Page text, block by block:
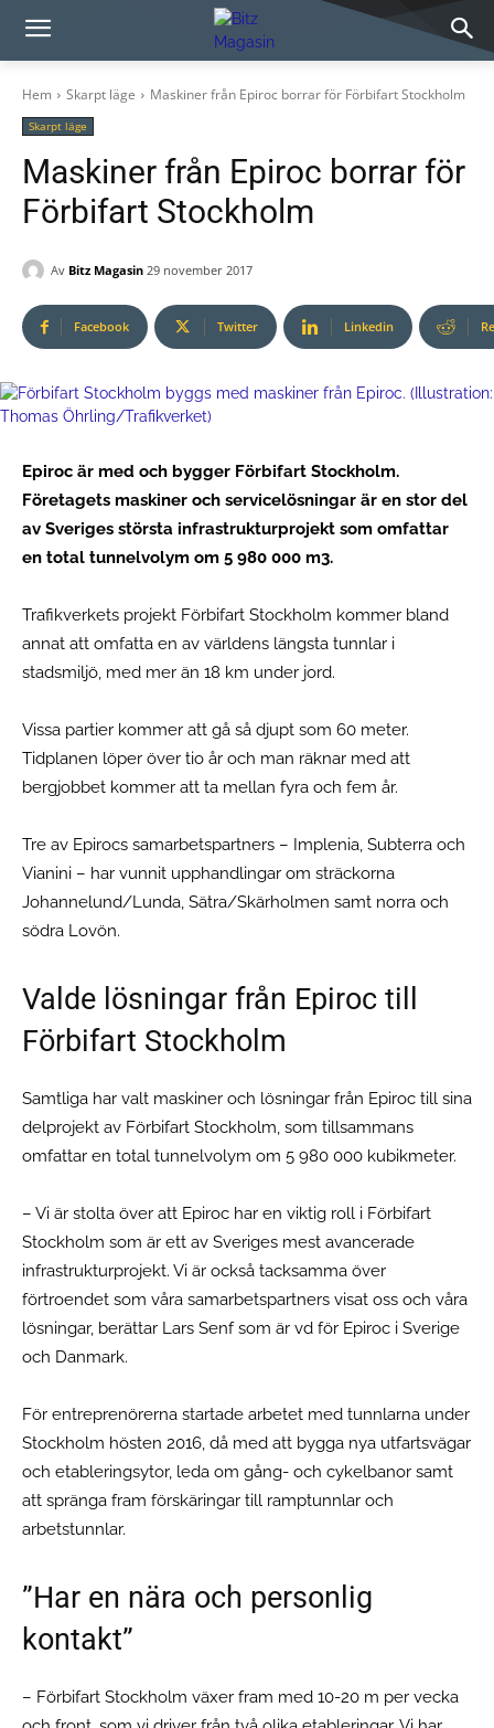
Hem Skarpt läge Maskiner från Epiroc borrar för Förbifart Stockholm
Skarpt läge
Maskiner från Epiroc borrar för
Förbifart Stockholm
Av Bitz Magasin 29 november 2017
Facebook Twitter Linkedin
Epiroc är med och bygger Förbifart Stockholm.
Företagets maskiner och servicelösningar är en stor del
av Sveriges största infrastrukturprojekt som omfattar
en total tunnelvolym om 5 980 000 m3.
Trafikverkets projekt Förbifart Stockholm kommer bland
annat att omfatta en av världens längsta tunnlar i
stadsmiljö, med mer än 18 km under jord.
Vissa partier kommer att gå så djupt som 60 meter.
Tidplanen löper över tio år och man räknar med att
bergjobbet kommer att ta mellan fyra och fem år.
Tre av Epirocs samarbetspartners – Implenia, Subterra och
Vianini – har vunnit upphandlingar om sträckorna
Johannelund/Lunda, Sätra/Skärholmen samt norra och
södra Lovön.
Valde lösningar från Epiroc till
Förbifart Stockholm
Samtliga har valt maskiner och lösningar från Epiroc till sina
delprojekt av Förbifart Stockholm, som tillsammans
omfattar en total tunnelvolym om 5 980 000 kubikmeter.
– Vi är stolta över att Epiroc har en viktig roll i Förbifart
Stockholm som är ett av Sveriges mest avancerade
infrastrukturprojekt. Vi är också tacksamma över
förtroendet som våra samarbetspartners visat oss och våra
lösningar, berättar Lars Senf som är vd för Epiroc i Sverige
och Danmark.
För entreprenörerna startade arbetet med tunnlarna under
Stockholm hösten 2016, då med att bygga nya utfartsvägar
och etableringsytor, leda om gång- och cykelbanor samt
att spränga fram förskäringar till ramptunnlar och
arbetstunnlar.
”Har en nära och personlig
kontakt”
– Förbifart Stockholm växer fram med 10-20 m per vecka